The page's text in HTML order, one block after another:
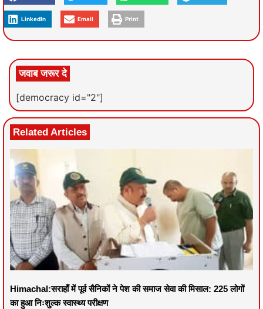
LinkedIn Email Print
जवाब जरूर दे
[democracy id="2"]
Related Articles
Himachal:सराहाँ में पूर्व सैनिकों ने पेश की समाज सेवा की मिसाल: 225 लोगों
का हुआ निःशुल्क स्वास्थ्य परीक्षण